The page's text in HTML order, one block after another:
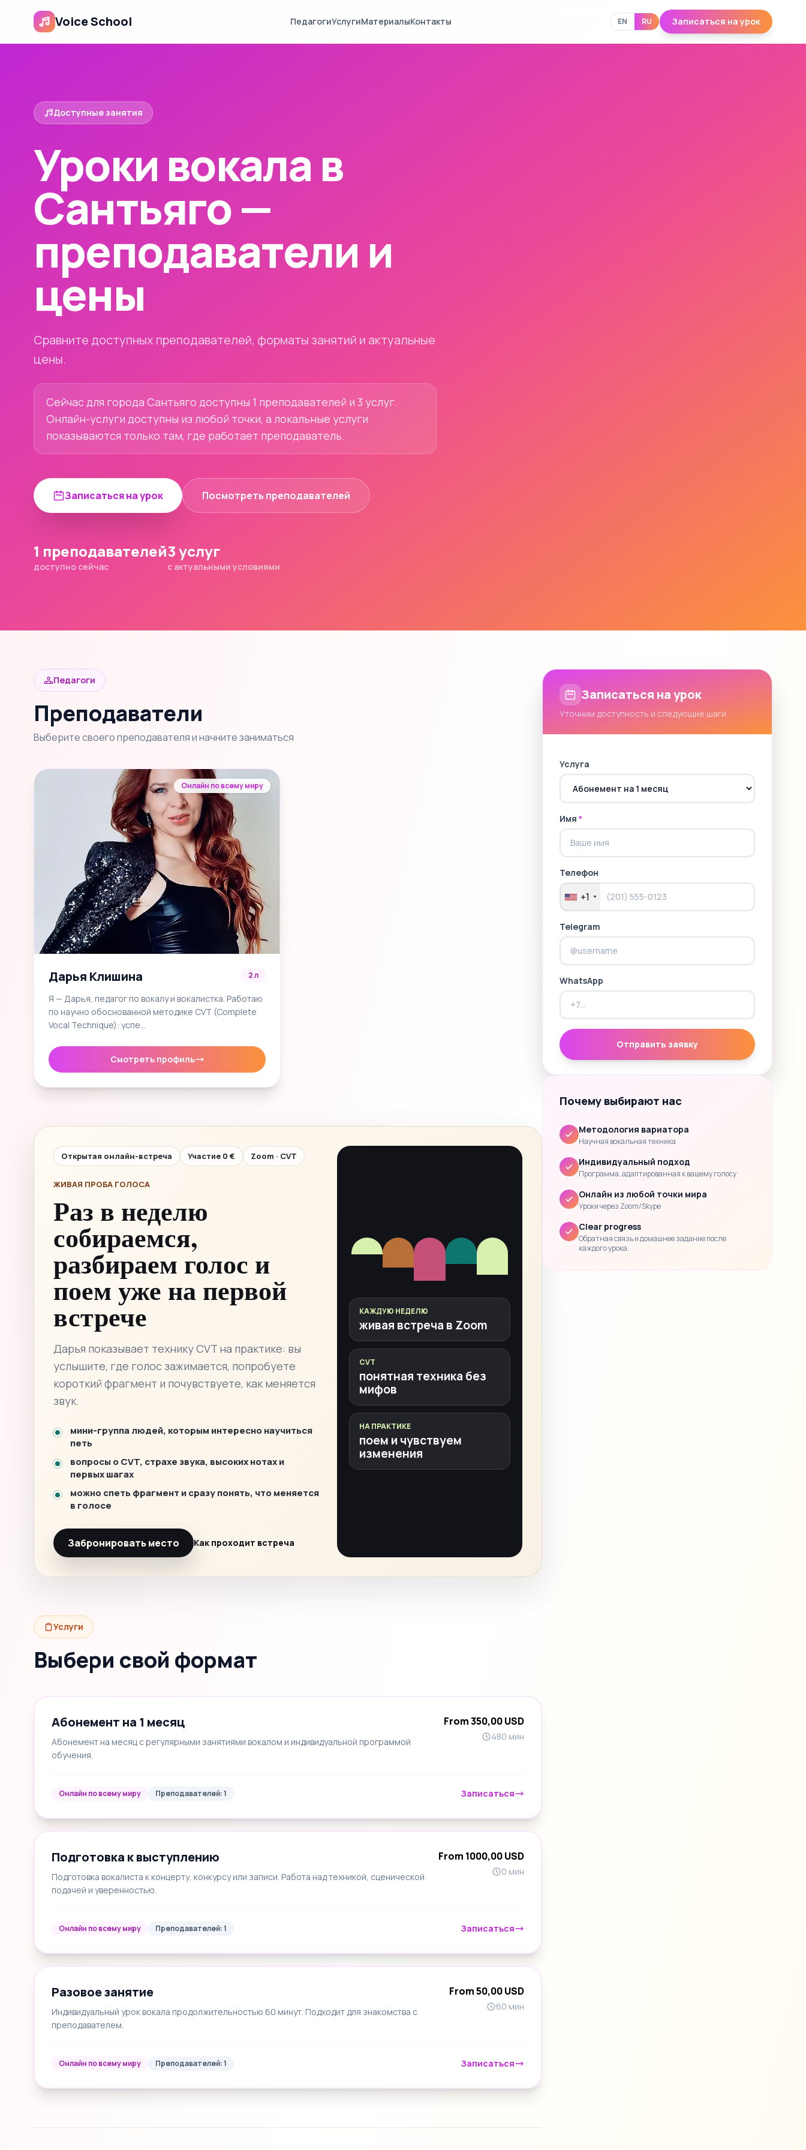
Voice School ПедагогиУслугиМатериалыКонтакты EN RU Записаться на урок
Доступные занятия
Уроки вокала в
Сантьяго —
преподаватели и
цены
Сравните доступных преподавателей, форматы занятий и актуальные
цены.
Сейчас для города Сантьяго доступны 1 преподавателей и 3 услуг.
Онлайн-услуги доступны из любой точки, а локальные услуги
показываются только там, где работает преподаватель.
Записаться на урок Посмотреть преподавателей
1 преподавателей
доступно сейчас
3 услуг
с актуальными условиями
Педагоги
Преподаватели
Выберите своего преподавателя и начните заниматься
Онлайн по всему миру
Дарья Клишина 2 л
Я — Дарья, педагог по вокалу и вокалистка. Работаю
по научно обоснованной методике CVT (Complete
Vocal Technique): успе…
Смотреть профиль
Открытая онлайн-встреча Участие 0 € Zoom · CVT
ЖИВАЯ ПРОБА ГОЛОСА
Раз в неделю
собираемся,
разбираем голос и
поем уже на первой
встрече
Дарья показывает технику CVT на практике: вы
услышите, где голос зажимается, попробуете
короткий фрагмент и почувствуете, как меняется
звук.
мини-группа людей, которым интересно научиться
петь
вопросы о CVT, страхе звука, высоких нотах и
первых шагах
можно спеть фрагмент и сразу понять, что меняется
в голосе
Забронировать место Как проходит встреча
КАЖДУЮ НЕДЕЛЮ
живая встреча в Zoom
CVT
понятная техника без
мифов
НА ПРАКТИКЕ
поем и чувствуем
изменения
Услуги
Выбери свой формат
Абонемент на 1 месяц
Абонемент на месяц с регулярными занятиями вокалом и индивидуальной программой
обучения.
From 350,00 USD
480 мин
Онлайн по всему миру Преподавателей: 1 Записаться
Подготовка к выступлению
Подготовка вокалиста к концерту, конкурсу или записи. Работа над техникой, сценической
подачей и уверенностью.
From 1000,00 USD
0 мин
Онлайн по всему миру Преподавателей: 1 Записаться
Разовое занятие
Индивидуальный урок вокала продолжительностью 60 минут. Подходит для знакомства с
преподавателем.
From 50,00 USD
60 мин
Онлайн по всему миру Преподавателей: 1 Записаться
Записаться на урок
Уточним доступность и следующие шаги
Услуга
Имя *
Телефон
+1
Telegram
WhatsApp
Отправить заявку
Почему выбирают нас
Методология вариатора
Научная вокальная техника
Индивидуальный подход
Программа, адаптированная к вашему голосу
Онлайн из любой точки мира
Уроки через Zoom/Skype
Clear progress
Обратная связь и домашнее задание после
каждого урока.